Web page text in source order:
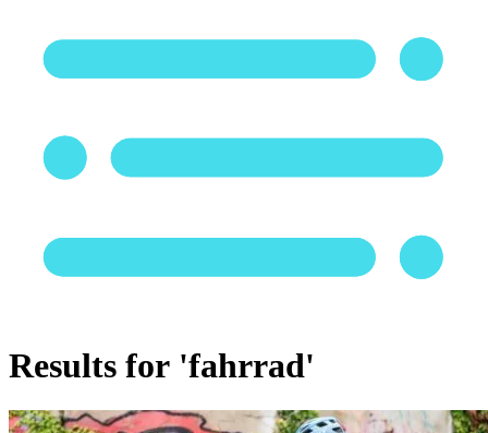
Results for 'fahrrad'